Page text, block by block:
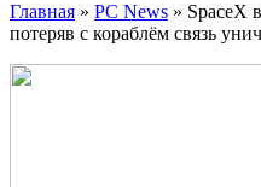
Главная » PC News » SpaceX
потеряв с кораблём связь